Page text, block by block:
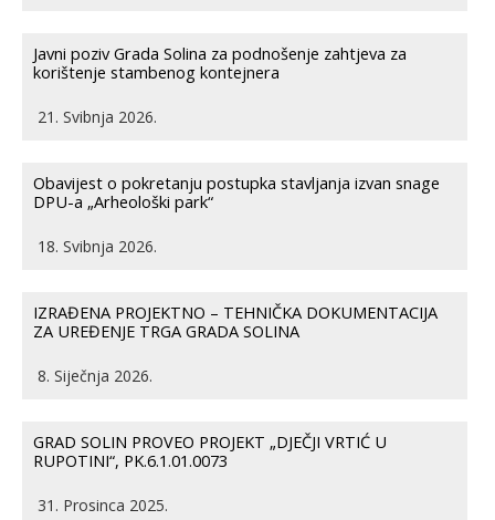
Javni poziv Grada Solina za podnošenje zahtjeva za
korištenje stambenog kontejnera
21. Svibnja 2026.
Obavijest o pokretanju postupka stavljanja izvan snage
DPU-a „Arheološki park“
18. Svibnja 2026.
IZRAĐENA PROJEKTNO – TEHNIČKA DOKUMENTACIJA
ZA UREĐENJE TRGA GRADA SOLINA
8. Siječnja 2026.
GRAD SOLIN PROVEO PROJEKT „DJEČJI VRTIĆ U
RUPOTINI“, PK.6.1.01.0073
31. Prosinca 2025.